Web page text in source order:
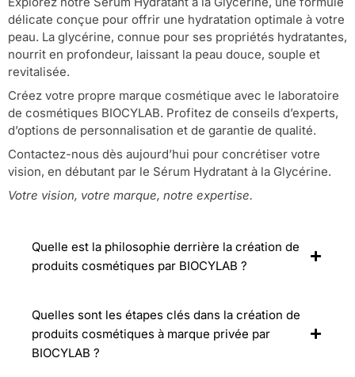
délicate conçue pour offrir une hydratation optimale à votre
peau. La glycérine, connue pour ses propriétés hydratantes,
nourrit en profondeur, laissant la peau douce, souple et
revitalisée.
Créez votre propre marque cosmétique avec le laboratoire
de cosmétiques BIOCYLAB. Profitez de conseils d’experts,
d’options de personnalisation et de garantie de qualité.
Contactez-nous dès aujourd’hui pour concrétiser votre
vision, en débutant par le Sérum Hydratant à la Glycérine.
Votre vision, votre marque, notre expertise.
Quelle est la philosophie derrière la création de
produits cosmétiques par BIOCYLAB ?
Quelles sont les étapes clés dans la création de
produits cosmétiques à marque privée par
BIOCYLAB ?